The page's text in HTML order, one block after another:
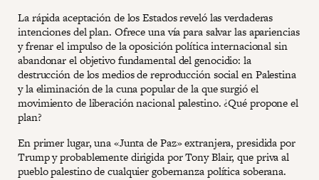
La rápida aceptación de los Estados reveló las verdaderas
intenciones del plan. Ofrece una vía para salvar las apariencias
y frenar el impulso de la oposición política internacional sin
abandonar el objetivo fundamental del genocidio: la
destrucción de los medios de reproducción social en Palestina
y la eliminación de la cuna popular de la que surgió el
movimiento de liberación nacional palestino. ¿Qué propone el
plan?
En primer lugar, una «Junta de Paz» extranjera, presidida por
Trump y probablemente dirigida por Tony Blair, que priva al
pueblo palestino de cualquier gobernanza política soberana.